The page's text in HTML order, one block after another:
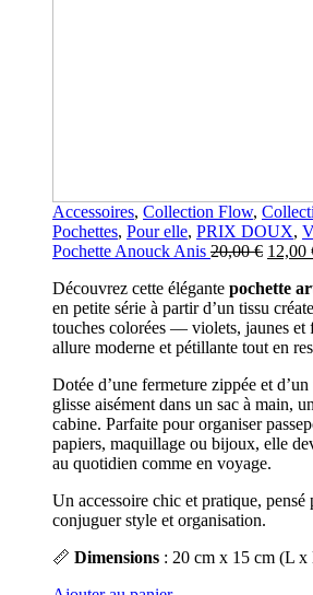
Accessoires, Collection Flow,
Pochettes, Pour elle, PRIX DOUX,
Pochette Anouck Anis 20,00€ Le
initial
était :
20,00
12,00
Découvrez cette élégante pochette
en petite série à partir d’un tissu
touches colorées — violets, jaunes
allure moderne et pétillante tout en
Dotée d’une fermeture zippée et
glisse aisément dans un sac à main,
cabine. Parfaite pour organiser
papiers, maquillage ou bijoux, elle
au quotidien comme en voyage.
Un accessoire chic et pratique,
conjuguer style et organisation.
📏 Dimensions : 20 cm x 15 cm (L x